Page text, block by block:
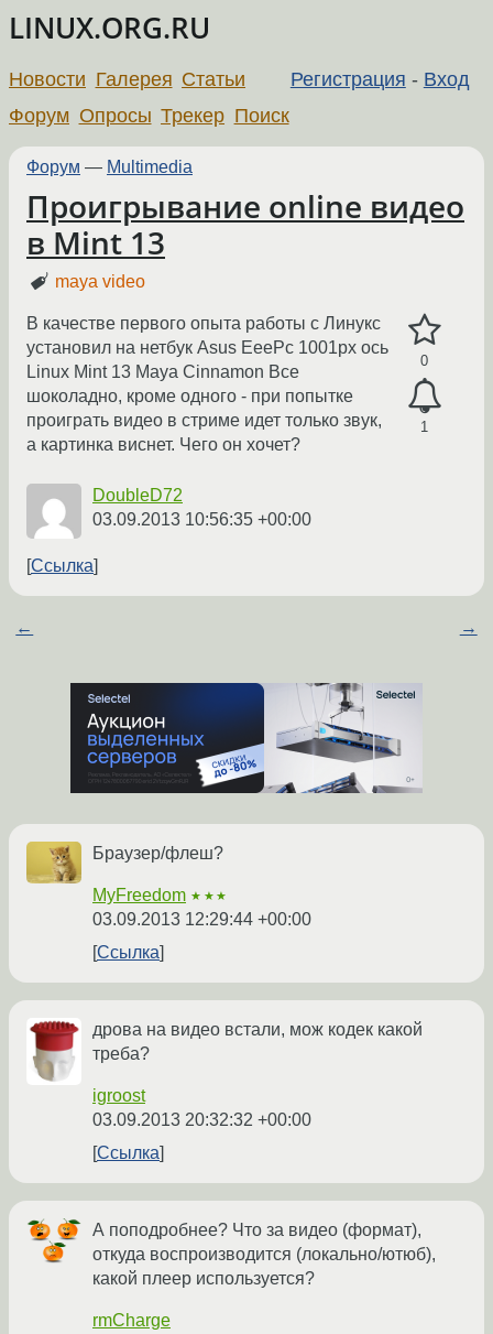
LINUX.ORG.RU
Регистрация - Вход
Новости Галерея Статьи
Форум Опросы Трекер Поиск
Форум — Multimedia
Проигрывание online видео
в Mint 13
maya video
0
1
В качестве первого опыта работы с Линукс
установил на нетбук Asus EeePc 1001px ось
Linux Mint 13 Maya Cinnamon Все
шоколадно, кроме одного - при попытке
проиграть видео в стриме идет только звук,
а картинка виснет. Чего он хочет?
DoubleD72
03.09.2013 10:56:35 +00:00
Ссылка
← →
Браузер/флеш?
MyFreedom ★★★
03.09.2013 12:29:44 +00:00
Ссылка
дрова на видео встали, мож кодек какой
треба?
igroost
03.09.2013 20:32:32 +00:00
Ссылка
А поподробнее? Что за видео (формат),
откуда воспроизводится (локально/ютюб),
какой плеер используется?
rmCharge